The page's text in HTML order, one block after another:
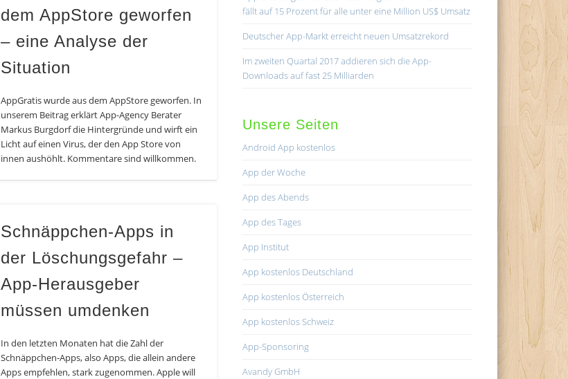
dem AppStore geworfen
– eine Analyse der
Situation
AppGratis wurde aus dem AppStore geworfen. In
unserem Beitrag erklärt App-Agency Berater
Markus Burgdorf die Hintergründe und wirft ein
Licht auf einen Virus, der den App Store von
innen aushöhlt. Kommentare sind willkommen.
Schnäppchen-Apps in
der Löschungsgefahr –
App-Herausgeber
müssen umdenken
In den letzten Monaten hat die Zahl der
Schnäppchen-Apps, also Apps, die allein andere
Apps empfehlen, stark zugenommen. Apple will
fällt auf 15 Prozent für alle unter eine Million US$ Umsatz
Deutscher App-Markt erreicht neuen Umsatzrekord
Im zweiten Quartal 2017 addieren sich die App-
Downloads auf fast 25 Milliarden
Unsere Seiten
Android App kostenlos
App der Woche
App des Abends
App des Tages
App Institut
App kostenlos Deutschland
App kostenlos Österreich
App kostenlos Schweiz
App-Sponsoring
Avandy GmbH